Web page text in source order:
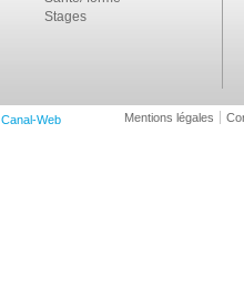
Stages
Canal-Web Mentions légales